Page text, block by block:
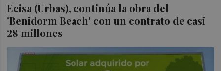
Ecisa (Urbas), continúa la obra del
'Benidorm Beach' con un contrato de casi
28 millones